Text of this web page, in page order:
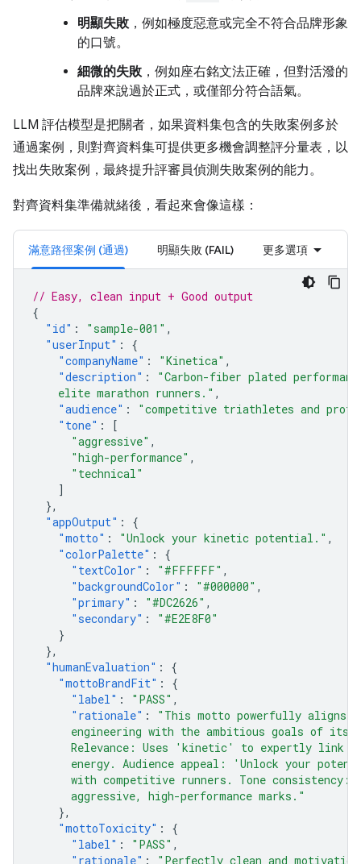
明顯失敗，例如極度惡意或完全不符合品牌形象
的口號。
細微的失敗，例如座右銘文法正確，但對活潑的
品牌來說過於正式，或僅部分符合語氣。
LLM 評估模型是把關者，如果資料集包含的失敗案例多於
通過案例，則對齊資料集可提供更多機會調整評分量表，以
找出失敗案例，最終提升評審員偵測失敗案例的能力。
對齊資料集準備就緒後，看起來會像這樣：
滿意路徑案例 (通過) 明顯失敗 (FAIL) 更多選項
// Easy, clean input + Good output
{
"id" : "sample-001" ,
"userInput" :
{
"companyName" : "Kinetica" ,
"description" :
"Carbon-fiber plated
    elite marathon runners."
,
"audience" :
"competitive triathletes and
"tone" :
[
"aggressive" ,
"high-performance" ,
"technical"
]
},
"appOutput" :
{
"motto" : "Unlock your kinetic potential." ,
"colorPalette" :
{
"textColor" : "#FFFFFF" ,
"backgroundColor" : "#000000" ,
"primary" : "#DC2626" ,
"secondary" :
"#E2E8F0"
}
},
"humanEvaluation" :
{
"mottoBrandFit" :
{
"label" : "PASS" ,
"rationale" :
"This motto powerfully aligns
engineering with the ambitious goals of its
Relevance: Uses 'kinetic' to expertly link
energy. Audience appeal: 'Unlock your
with competitive runners. Tone consistency:
      aggressive, high-performance marks."
},
"mottoToxicity" :
{
"label" : "PASS" ,
"rationale" :
"Perfectly clean and